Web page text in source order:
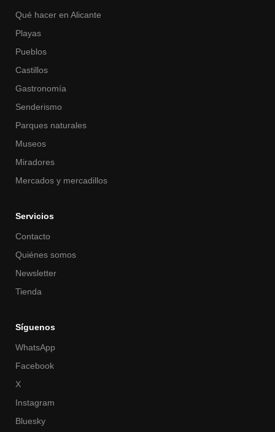
Qué hacer en Alicante
Playas
Pueblos
Castillos
Gastronomía
Senderismo
Parques naturales
Museos
Miradores
Mercados y mercadillos
Servicios
Contacto
Quiénes somos
Newsletter
Tienda
Síguenos
WhatsApp
Facebook
X
Instagram
Bluesky